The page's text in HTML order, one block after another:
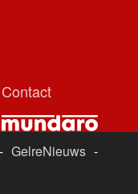
Contact
- GelreNieuws -